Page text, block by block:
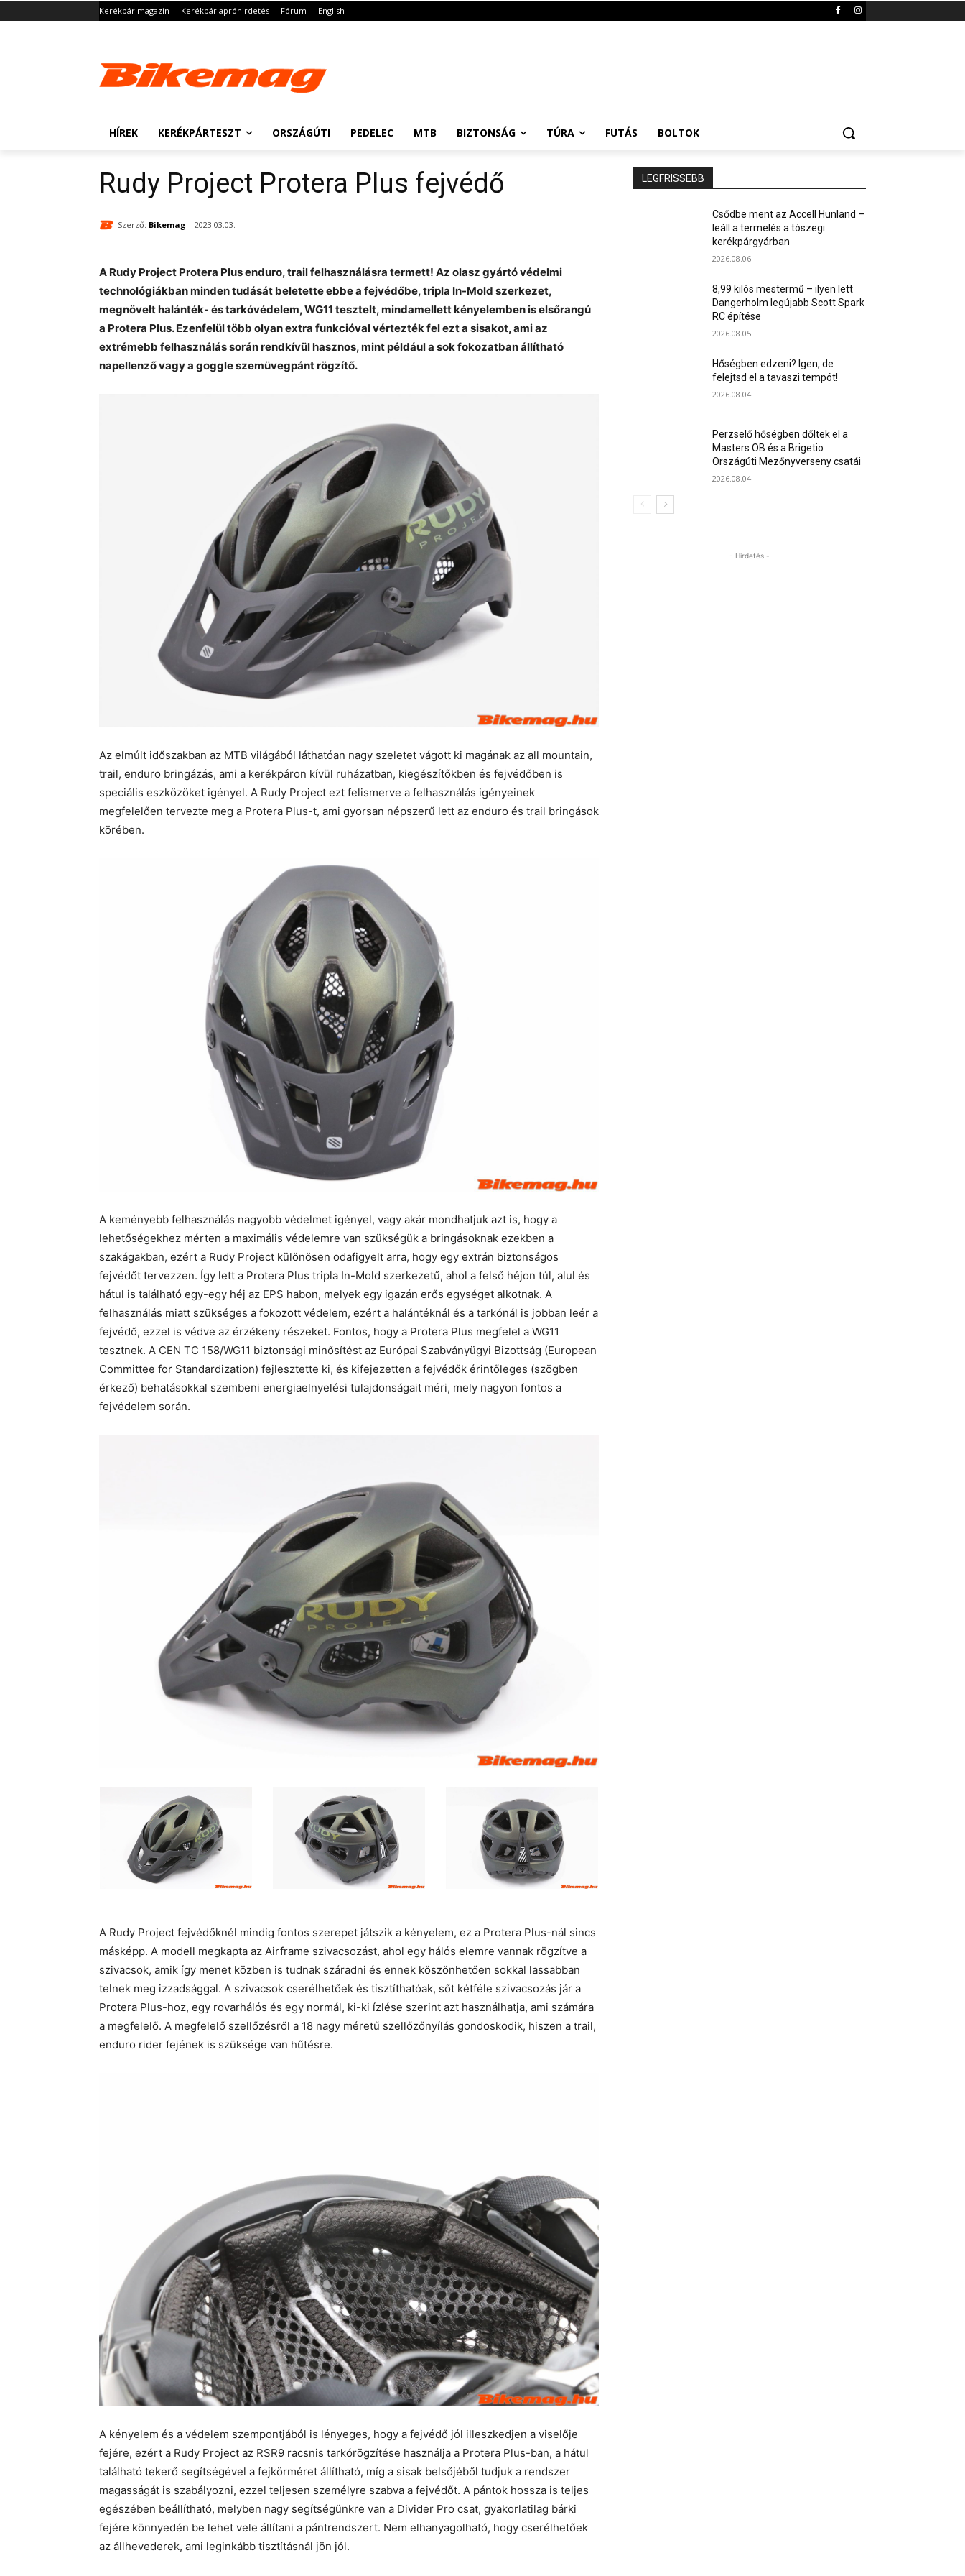
Kerékpár magazin Kerékpár apróhirdetés Fórum English
HÍREK KERÉKPÁRTESZT ORSZÁGÚTI PEDELEC MTB BIZTONSÁG TÚRA FUTÁS BOLTOK
Rudy Project Protera Plus fejvédő
Szerző: Bikemag 2023.03.03.
A Rudy Project Protera Plus enduro, trail felhasználásra termett! Az olasz gyártó védelmi
technológiákban minden tudását beletette ebbe a fejvédőbe, tripla In-Mold szerkezet,
megnövelt halánték- és tarkóvédelem, WG11 tesztelt, mindamellett kényelemben is elsőrangú
a Protera Plus. Ezenfelül több olyan extra funkcióval vértezték fel ezt a sisakot, ami az
extrémebb felhasználás során rendkívül hasznos, mint például a sok fokozatban állítható
napellenző vagy a goggle szemüvegpánt rögzítő.
Az elmúlt időszakban az MTB világából láthatóan nagy szeletet vágott ki magának az all mountain,
trail, enduro bringázás, ami a kerékpáron kívül ruházatban, kiegészítőkben és fejvédőben is
speciális eszközöket igényel. A Rudy Project ezt felismerve a felhasználás igényeinek
megfelelően tervezte meg a Protera Plus-t, ami gyorsan népszerű lett az enduro és trail bringások
körében.
A keményebb felhasználás nagyobb védelmet igényel, vagy akár mondhatjuk azt is, hogy a
lehetőségekhez mérten a maximális védelemre van szükségük a bringásoknak ezekben a
szakágakban, ezért a Rudy Project különösen odafigyelt arra, hogy egy extrán biztonságos
fejvédőt tervezzen. Így lett a Protera Plus tripla In-Mold szerkezetű, ahol a felső héjon túl, alul és
hátul is található egy-egy héj az EPS habon, melyek egy igazán erős egységet alkotnak. A
felhasználás miatt szükséges a fokozott védelem, ezért a halántéknál és a tarkónál is jobban leér a
fejvédő, ezzel is védve az érzékeny részeket. Fontos, hogy a Protera Plus megfelel a WG11
tesztnek. A CEN TC 158/WG11 biztonsági minősítést az Európai Szabványügyi Bizottság (European
Committee for Standardization) fejlesztette ki, és kifejezetten a fejvédők érintőleges (szögben
érkező) behatásokkal szembeni energiaelnyelési tulajdonságait méri, mely nagyon fontos a
fejvédelem során.
A Rudy Project fejvédőknél mindig fontos szerepet játszik a kényelem, ez a Protera Plus-nál sincs
másképp. A modell megkapta az Airframe szivacsozást, ahol egy hálós elemre vannak rögzítve a
szivacsok, amik így menet közben is tudnak száradni és ennek köszönhetően sokkal lassabban
telnek meg izzadsággal. A szivacsok cserélhetőek és tisztíthatóak, sőt kétféle szivacsozás jár a
Protera Plus-hoz, egy rovarhálós és egy normál, ki-ki ízlése szerint azt használhatja, ami számára
a megfelelő. A megfelelő szellőzésről a 18 nagy méretű szellőzőnyílás gondoskodik, hiszen a trail,
enduro rider fejének is szüksége van hűtésre.
A kényelem és a védelem szempontjából is lényeges, hogy a fejvédő jól illeszkedjen a viselője
fejére, ezért a Rudy Project az RSR9 racsnis tarkórögzítése használja a Protera Plus-ban, a hátul
található tekerő segítségével a fejkörméret állítható, míg a sisak belsőjéből tudjuk a rendszer
magasságát is szabályozni, ezzel teljesen személyre szabva a fejvédőt. A pántok hossza is teljes
egészében beállítható, melyben nagy segítségünkre van a Divider Pro csat, gyakorlatilag bárki
fejére könnyedén be lehet vele állítani a pántrendszert. Nem elhanyagolható, hogy cserélhetőek
az állhevederek, ami leginkább tisztításnál jön jól.
LEGFRISSEBB
Csődbe ment az Accell Hunland –
leáll a termelés a tószegi
kerékpárgyárban
2026.08.06.
8,99 kilós mestermű – ilyen lett
Dangerholm legújabb Scott Spark
RC építése
2026.08.05.
Hőségben edzeni? Igen, de
felejtsd el a tavaszi tempót!
2026.08.04.
Perzselő hőségben dőltek el a
Masters OB és a Brigetio
Országúti Mezőnyverseny csatái
2026.08.04.
- Hirdetés -